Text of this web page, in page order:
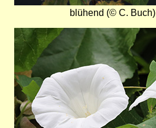
blühend (© C. Buch)
Bild